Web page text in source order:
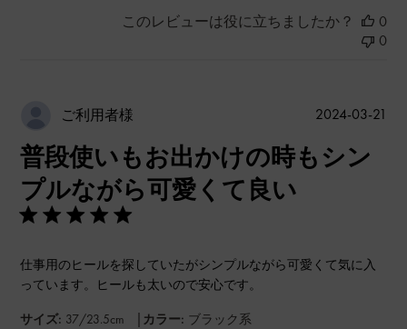
このレビューは役に立ちましたか？
0
0
ご利用者様
普段使いもお出かけの時もシン
プルながら可愛くて良い
仕事用のヒールを探していたがシンプルながら可愛くて気に入
っています。ヒールも太いので安心です。
サイズ: 37/23.5cm | カラー: ブラック系
2024-03-21